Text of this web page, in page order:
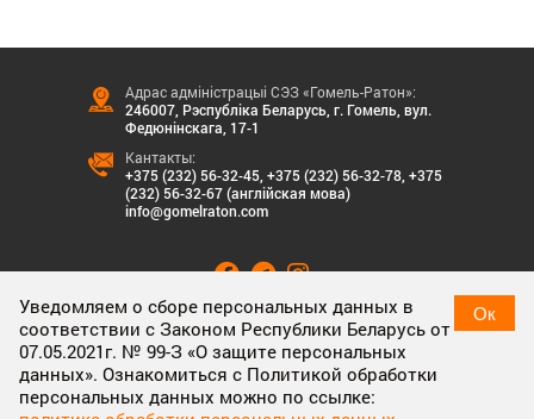
Уведомляем о сборе персональных данных в
соответствии с Законом Республики Беларусь от
07.05.2021г. № 99-З «О защите персональных
данных». Ознакомиться с Политикой обработки
персональных данных можно по ссылке:
Ок
Адрас адміністрацыі СЭЗ «Гомель-Ратон»:
246007, Рэспубліка Беларусь, г. Гомель, вул.
Федюнінскага, 17-1
Кантакты:
+375 (232) 56-32-45 +375 (232) 56-32-78 +375
(232) 56-32-67 (англійская мова)
info@gomelraton.com
ЗАДАЦЬ ПЫТАННЕ